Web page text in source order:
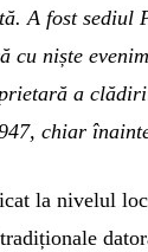
A fost sediul
cu niște
a
chiar
la nivelul